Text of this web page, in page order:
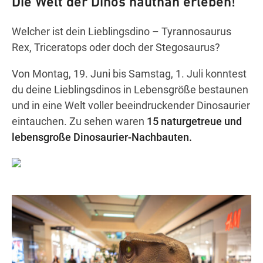
Wegbeschreibung
Die Welt der Dinos hautnah erleben!
Welcher ist dein Lieblingsdino – Tyrannosaurus
Rex, Triceratops oder doch der Stegosaurus?
Von Montag, 19. Juni bis Samstag, 1. Juli konntest
du deine Lieblingsdinos in Lebensgröße bestaunen
und in eine Welt voller beeindruckender Dinosaurier
eintauchen. Zu sehen waren 15 naturgetreue und
lebensgroße Dinosaurier-Nachbauten.